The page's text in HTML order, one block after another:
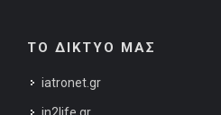
ΤΟ ΔΙΚΤΥΟ ΜΑΣ
iatronet.gr